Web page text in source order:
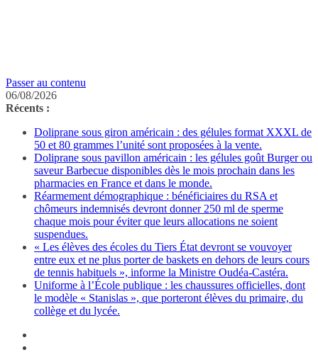
Passer au contenu
06/08/2026
Récents :
Doliprane sous giron américain : des gélules format XXXL de
50 et 80 grammes l’unité sont proposées à la vente.
Doliprane sous pavillon américain : les gélules goût Burger ou
saveur Barbecue disponibles dès le mois prochain dans les
pharmacies en France et dans le monde.
Réarmement démographique : bénéficiaires du RSA et
chômeurs indemnisés devront donner 250 ml de sperme
chaque mois pour éviter que leurs allocations ne soient
suspendues.
« Les élèves des écoles du Tiers État devront se vouvoyer
entre eux et ne plus porter de baskets en dehors de leurs cours
de tennis habituels », informe la Ministre Oudéa-Castéra.
Uniforme à l’École publique : les chaussures officielles, dont
le modèle « Stanislas », que porteront élèves du primaire, du
collège et du lycée.